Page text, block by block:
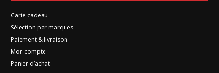
Carte cadeau
Sélection par marques
Paiement & livraison
Mon compte
Panier d’achat